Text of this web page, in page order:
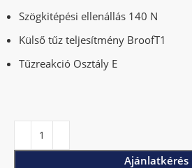
Szögkitépési ellenállás 140 N
Külső tűz teljesítmény BroofT1
Tűzreakció Osztály E
Ajánlatkérés